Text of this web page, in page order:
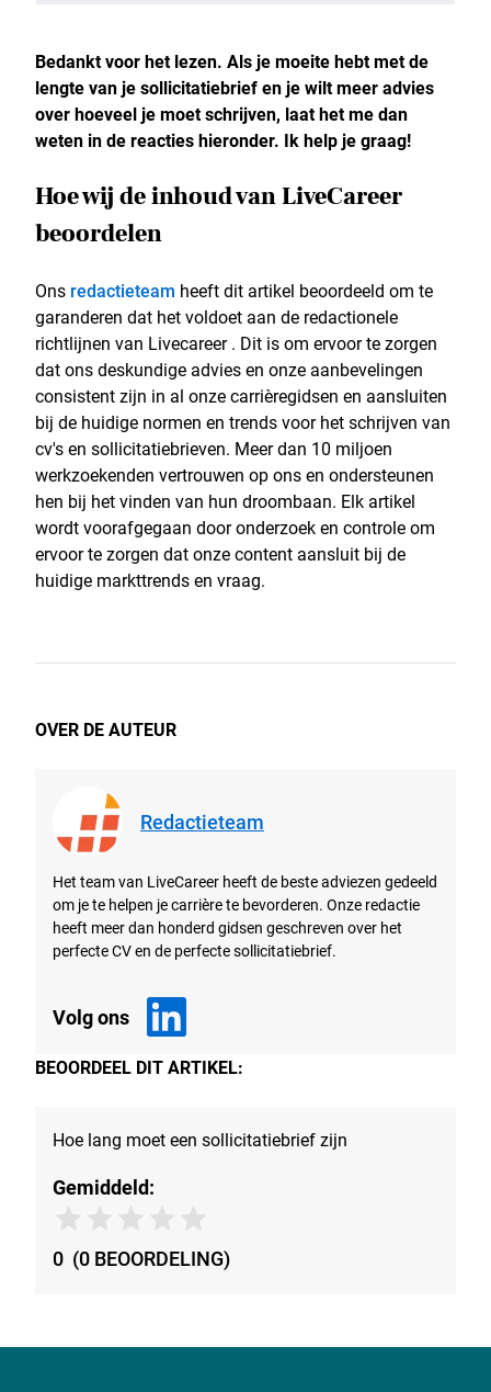
Bedankt voor het lezen. Als je moeite hebt met de
lengte van je sollicitatiebrief en je wilt meer advies
over hoeveel je moet schrijven, laat het me dan
weten in de reacties hieronder. Ik help je graag!
Hoe wij de inhoud van LiveCareer
beoordelen
Ons redactieteam heeft dit artikel beoordeeld om te
garanderen dat het voldoet aan de redactionele
richtlijnen van Livecareer . Dit is om ervoor te zorgen
dat ons deskundige advies en onze aanbevelingen
consistent zijn in al onze carrièregidsen en aansluiten
bij de huidige normen en trends voor het schrijven van
cv's en sollicitatiebrieven. Meer dan 10 miljoen
werkzoekenden vertrouwen op ons en ondersteunen
hen bij het vinden van hun droombaan. Elk artikel
wordt voorafgegaan door onderzoek en controle om
ervoor te zorgen dat onze content aansluit bij de
huidige markttrends en vraag.
OVER DE AUTEUR
Redactieteam
Het team van LiveCareer heeft de beste adviezen gedeeld
om je te helpen je carrière te bevorderen. Onze redactie
heeft meer dan honderd gidsen geschreven over het
perfecte CV en de perfecte sollicitatiebrief.
Volg ons
BEOORDEEL DIT ARTIKEL:
Hoe lang moet een sollicitatiebrief zijn
Gemiddeld:
0 (0 BEOORDELING)